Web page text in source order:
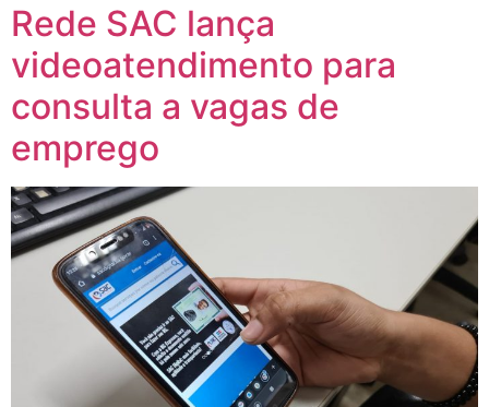
Rede SAC lança
videoatendimento para
consulta a vagas de
emprego